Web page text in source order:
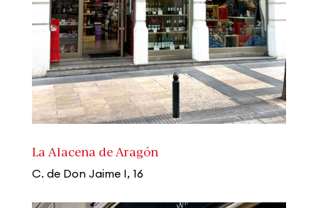
La Alacena de Aragón
C. de Don Jaime I, 16